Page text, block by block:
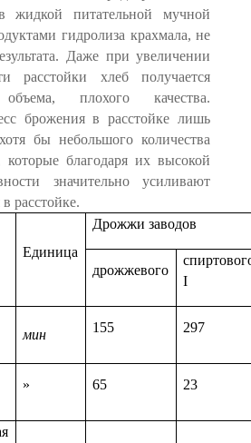
жидкой питательной мучной
гидролиза крахмала, не
Даже при увеличении
расстойки хлеб получается
объема, плохого качества.
брожения в расстойке лишь
бы небольшого количества
благодаря их высокой
значительно усиливают
расстойке.
Единица
Дрожжи заводов
дрожжевого
I
мин 155 297
» 65 23